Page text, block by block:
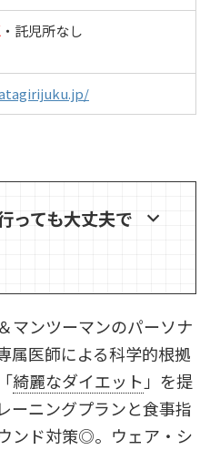
・託児所なし
っても大丈夫で
マンツーマンのパーソナ
属医師による科学的根拠
綺麗なダイエット」を提
ーニングプランと食事指
ンド対策◎。ウェア・シ